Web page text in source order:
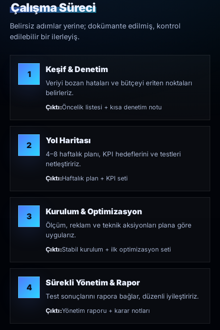
Çalışma Süreci
Belirsiz adımlar yerine; dokümante edilmiş, kontrol
edilebilir bir ilerleyiş.
1 Keşif & Denetim
Veriyi bozan hataları ve bütçeyi eriten noktaları
belirleriz.
Çıktı:Öncelik listesi + kısa denetim notu
2 Yol Haritası
4–8 haftalık planı, KPI hedeflerini ve testleri
netleştiririz.
Çıktı:Haftalık plan + KPI seti
3 Kurulum & Optimizasyon
Ölçüm, reklam ve teknik aksiyonları plana göre
uygularız.
Çıktı:Stabil kurulum + ilk optimizasyon seti
4 Sürekli Yönetim & Rapor
Test sonuçlarını rapora bağlar, düzenli iyileştiririz.
Çıktı:Yönetim raporu + karar notları